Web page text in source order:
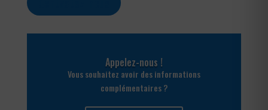
Appelez-nous !
Vous souhaitez avoir des informations
complémentaires ?